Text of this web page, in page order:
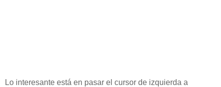
Lo interesante está en pasar el cursor de izquierda a